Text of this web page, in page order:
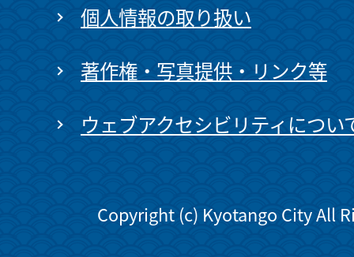
個人情報の取り扱い
著作権・写真提供・リンク等
ウェブアクセシビリティについ
Copyright (c) Kyotango City All